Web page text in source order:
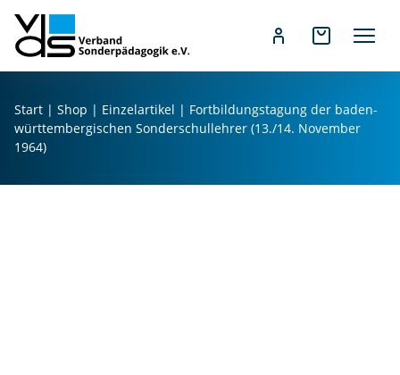
h
Start | Shop | Einzelartikel | Fortbildungstagung der baden-
württembergischen Sonderschullehrer (13./14. November
1964)